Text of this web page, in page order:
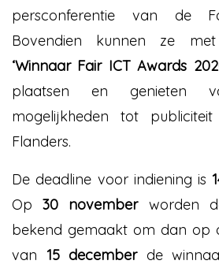
persconferentie van de
Bovendien kunnen ze
‘Winnaar Fair ICT Awards
plaatsen en genieten
mogelijkheden tot
Flanders.
De deadline voor indiening is
Op30 november worden
bekend gemaakt om dan op
van 15 decemberde